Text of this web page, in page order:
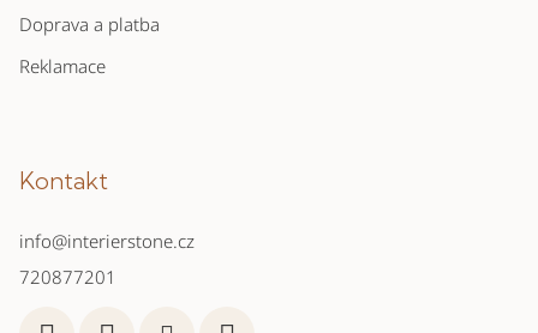
Doprava a platba
Reklamace
Kontakt
info@interierstone.cz
720877201